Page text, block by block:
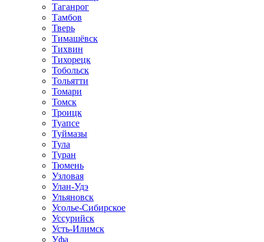
Таганрог
Тамбов
Тверь
Тимашёвск
Тихвин
Тихорецк
Тобольск
Тольятти
Томари
Томск
Троицк
Туапсе
Туймазы
Тула
Туран
Тюмень
Узловая
Улан-Удэ
Ульяновск
Усолье-Сибирское
Уссурийск
Усть-Илимск
Уфа